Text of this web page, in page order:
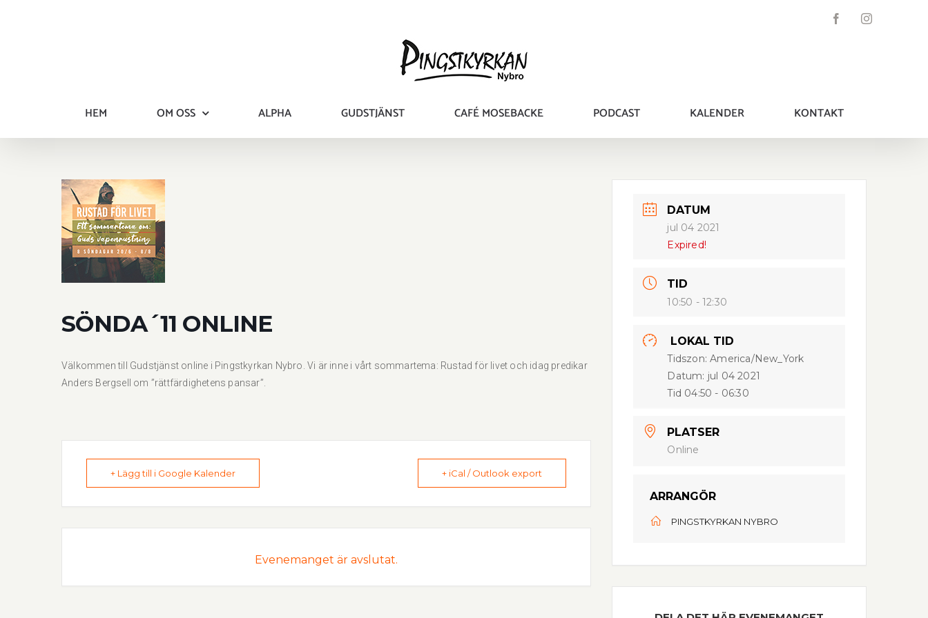
FacebookInstagram
HEM OM OSS ALPHA GUDSTJÄNST CAFÉ MOSEBACKE PODCAST KALENDER KONTAKT
SÖNDA´11 ONLINE
Välkommen till Gudstjänst online i Pingstkyrkan Nybro. Vi är inne i vårt sommartema: Rustad för livet och idag predikar
Anders Bergsell om ”rättfärdighetens pansar”.
+ Lägg till i Google Kalender + iCal / Outlook export
Evenemanget är avslutat.
DATUM
jul 04 2021
Expired!
TID
10:50 - 12:30
LOKAL TID
Tidszon:America/New_York
Datum: jul 04 2021
Tid 04:50 - 06:30
PLATSER
Online
ARRANGÖR
PINGSTKYRKAN NYBRO